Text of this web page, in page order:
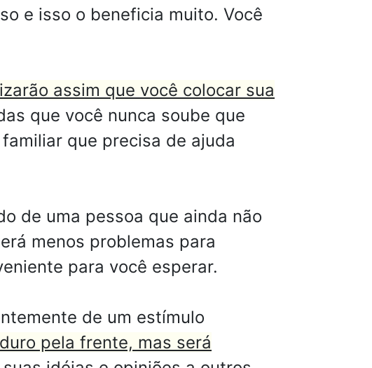
e isso o beneficia muito. Você
assim que você colocar sua
que você nunca soube que
que precisa de ajuda
de uma pessoa que ainda não
menos problemas para
para você esperar.
de um estímulo
pela frente, mas será